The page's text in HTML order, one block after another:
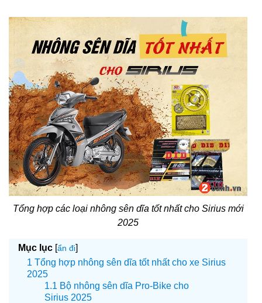
Tổng hợp các loại nhông sên dĩa tốt nhất cho Sirius mới
2025
Mục lục [ẩn đi]
Tổng hợp nhông sên dĩa tốt nhất cho xe Sirius
2025
Bộ nhông sên dĩa Pro-Bike cho
Sirius 2025